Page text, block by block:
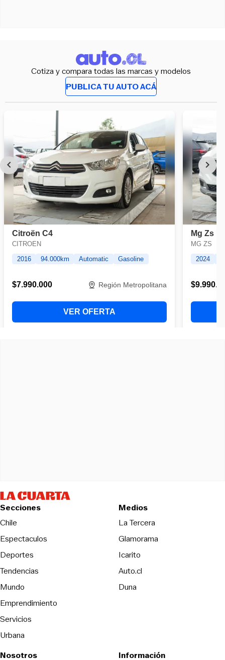
Cotiza y compara todas las marcas y modelos
PUBLICA TU AUTO ACÁ
Secciones
Chile
Espectaculos
Deportes
Tendencias
Mundo
Emprendimiento
Servicios
Urbana
Medios
La TerceraOpens in new
Glamorama
Icarito
Auto.cl
DunaOpens in new window
Nosotros Información